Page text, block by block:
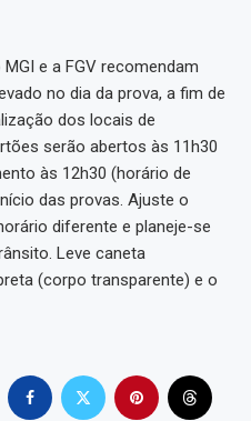
e a FGV recomendam
no dia da prova, a fim de
dos locais de
serão abertos às 11h30
às 12h30 (horário de
das provas. Ajuste o
diferente e planeje-se
Leve caneta
(corpo transparente) e o